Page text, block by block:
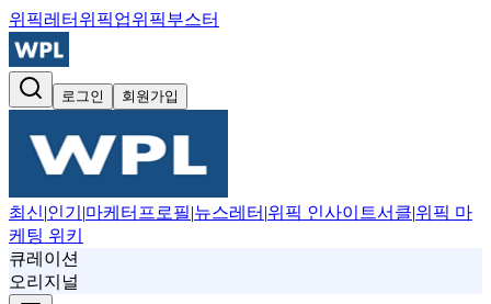
위픽레터 위픽업위픽부스터
로그인 회원가입
최신|인기 |마케터프로필|뉴스레터 |위픽 인사이트서클|위픽 마
케팅 위키
큐레이션
오리지널